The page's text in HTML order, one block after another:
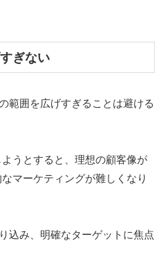
ぎない
範囲を広げすぎることは避ける
うとすると、理想の顧客像が
マーケティングが難しくなり
込み、明確なターゲットに焦点